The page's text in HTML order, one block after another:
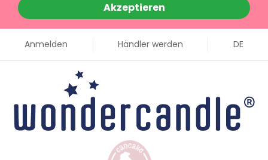
Akzeptieren
Anmelden Händler werden DE